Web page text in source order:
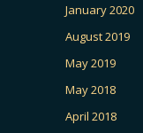
January 2020
August 2019
May 2019
May 2018
April 2018